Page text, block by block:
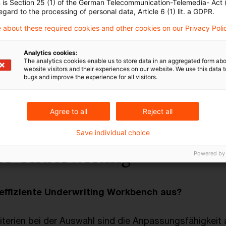
prüfen, ob ihre produktiven Systeme zum
(Regulatorik) meistern, sowie die Chancen (e.g.
können.
und der zugrundeliegenden Befragung
in unsere strukturierte Herangehensweise
zu geben.
Underwriting
Underwriting Workbench aus?
bei der Auswahl sind die Anpassungsfähigkeit
is Section 25 (1) of the German Telecommunication-Telemedia- Act
to the processing of personal data, Article 6 (1) lit. a GDPR.
about these required cookies and other cookies on our Privacy
Analytics cookies:
The analytics cookies enable us to store data in an aggregated form
website visitors and their experiences on our website. We use this data
bugs and improve the experience for all visitors.
Agree to all Reject all
Save individual choice
Powered by